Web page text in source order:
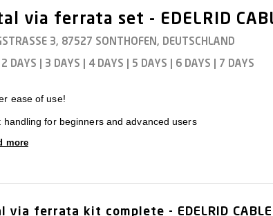
via ferrata set - EDELRID
3, 87527 SONTHOFEN, DEUTSCHLAND
2 DAYS 3 DAYS 4 DAYS 5 DAYS 6 DAYS 7 DAYS
ease of use!
handling for beginners and advanced users
more
via ferrata kit complete - EDELRID CABLE